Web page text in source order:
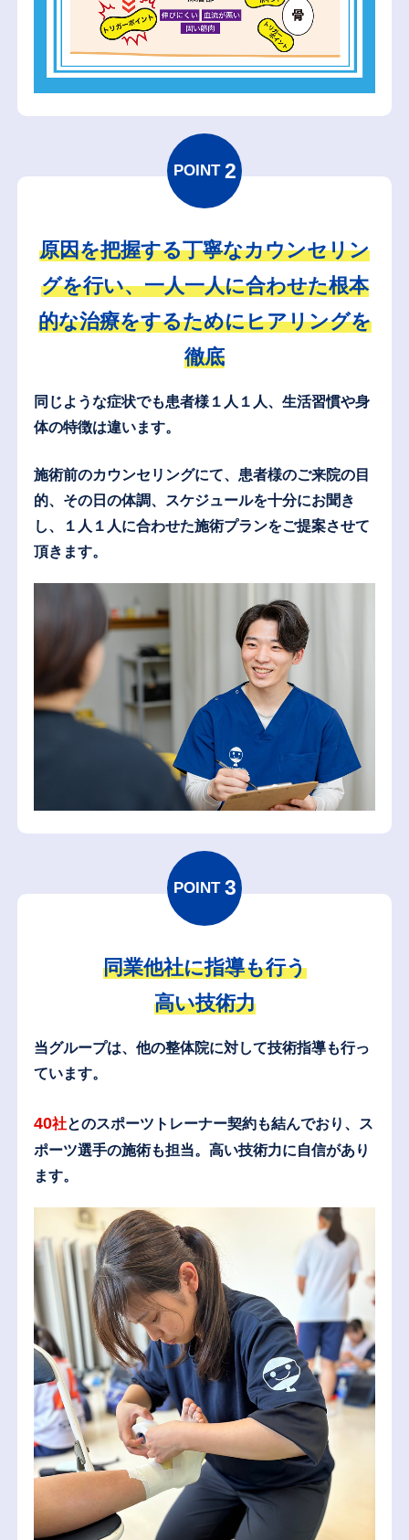
POINT 2
原因を把握する丁寧なカウンセリン
グを行い、一人一人に合わせた根本
的な治療をするためにヒアリングを
徹底
同じような症状でも患者様１人１人、生活習慣や身
体の特徴は違います。
施術前のカウンセリングにて、患者様のご来院の目
的、その日の体調、スケジュールを十分にお聞き
し、１人１人に合わせた施術プランをご提案させて
頂きます。
POINT 3
同業他社に指導も行う
高い技術力
当グループは、他の整体院に対して技術指導も行っ
ています。
40社とのスポーツトレーナー契約も結んでおり、
ス
ポーツ選手の施術も担当。高い技術力に自信があり
ます。